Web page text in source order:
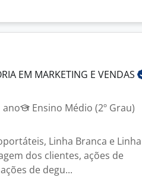
EM MARKETING E VENDAS
ano
Ensino Médio (2º Grau)
Linha Branca e Linha
dos clientes, ações de
de degu...